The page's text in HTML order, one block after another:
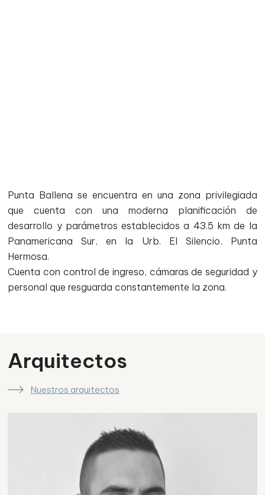
Punta Ballena se encuentra en una zona privilegiada
que cuenta con una moderna planificación de
desarrollo y parámetros establecidos a 43.5 km de la
Panamericana Sur, en la Urb. El Silencio, Punta
Hermosa.
Cuenta con control de ingreso, cámaras de seguridad y
personal que resguarda constantemente la zona.
Arquitectos
Nuestros arquitectos